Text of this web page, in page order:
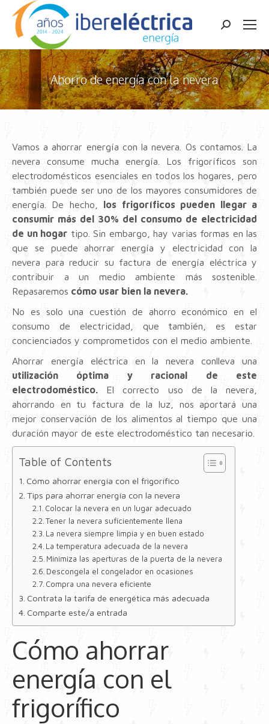
Buscar:
Ahorro de energía con la nevera
Estás aquí:
Vamos a ahorrar energía con la nevera. Os contamos. La
nevera consume mucha energía. Los frigoríficos son
electrodomésticos esenciales en todos los hogares, pero
también puede ser uno de los mayores consumidores de
energía. De hecho, los frigoríficos pueden llegar a
consumir más del 30% del consumo de electricidad
de un hogar tipo. Sin embargo, hay varias formas en las
que se puede ahorrar energía y electricidad con la
nevera para reducir su factura de energía eléctrica y
contribuir a un medio ambiente más sostenible.
Repasaremos cómo usar bien la nevera.
No es solo una cuestión de ahorro económico en el
consumo de electricidad, que también, es estar
concienciados y comprometidos con el medio ambiente.
Ahorrar energía eléctrica en la nevera conlleva una
utilización óptima y racional de este
electrodoméstico. El correcto uso de la nevera,
ahorrando en tu factura de la luz, nos aportará una
mejor conservación de los alimentos al tiempo que una
duración mayor de este electrodoméstico tan necesario.
Table of Contents
Cómo ahorrar energía con el frigorífico
Tips para ahorrar energía con la nevera
Colocar la nevera en un lugar adecuado
Tener la nevera suficientemente llena
La nevera siempre limpia y en buen estado
La temperatura adecuada de la nevera
Minimiza las aperturas de la puerta de la nevera
Descongela el congelador en ocasiones
Compra una nevera eficiente
Contrata la tarifa de energética más adecuada
Comparte este/a entrada
Cómo ahorrar
energía con el
frigorífico